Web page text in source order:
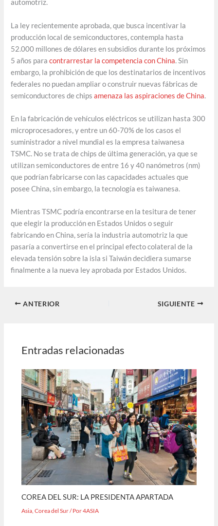
automotriz.
La ley recientemente aprobada, que busca incentivar la
producción local de semiconductores, contempla hasta
52.000 millones de dólares en subsidios durante los próximos
5 años paracontrarrestar la competencia con China. Sin
embargo, la prohibición de que los destinatarios de incentivos
federales no puedan ampliar o construir nuevas fábricas de
semiconductores de chipsamenaza las aspiraciones de China.
En la fabricación de vehículos eléctricos se utilizan hasta 300
microprocesadores, y entre un 60-70% de los casos el
suministrador a nivel mundial es la empresa taiwanesa
TSMC. No se trata de chips de última generación, ya que se
utilizan semiconductores de entre 16 y 40 nanómetros (nm)
que podrían fabricarse con las capacidades actuales que
posee China, sin embargo, la tecnología es taiwanesa.
Mientras TSMC podría encontrarse en la tesitura de tener
que elegir la producción en Estados Unidos o seguir
fabricando en China, sería la industria automotriz la que
pasaría a convertirse en el principal efecto colateral de la
elevada tensión sobre la isla si Taiwán decidiera sumarse
finalmente a la nueva ley aprobada por Estados Unidos.
ANTERIOR SIGUIENTE
Entradas relacionadas
COREA DEL SUR: LA PRESIDENTA APARTADA
Asia ,Corea del Sur/ Por4ASIA